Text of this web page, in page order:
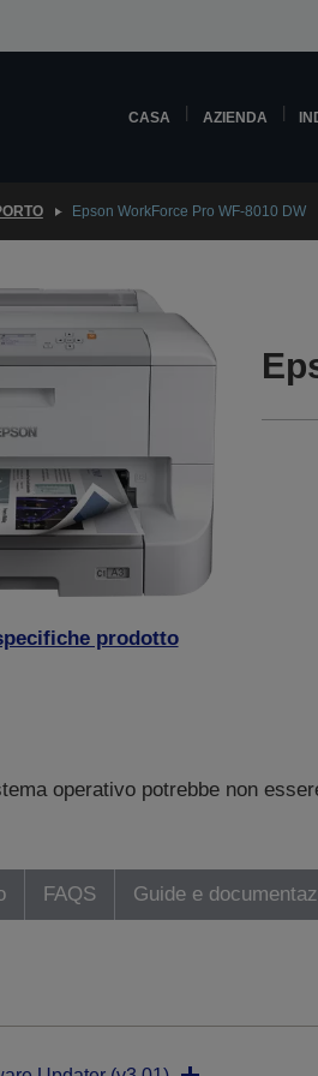
CASA AZIENDA
Epson WorkForce Pro WF-8010 DW
prodotto
operativo potrebbe non
FAQS Guide e